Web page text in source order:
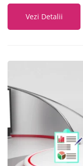
Vezi Detalii